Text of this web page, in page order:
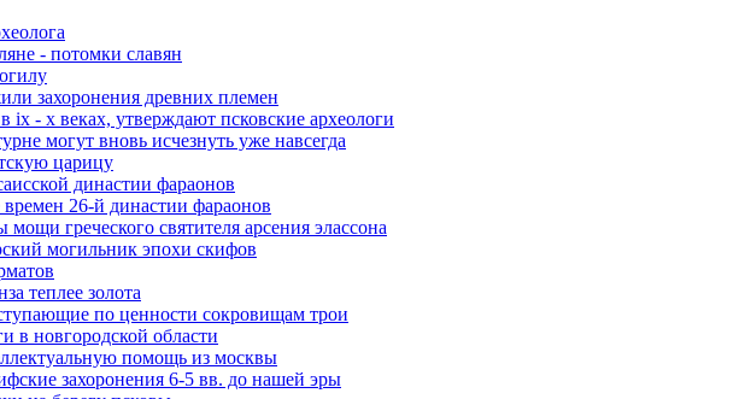
- потомки славян
захоронения древних племен
ix - x веках, утверждают псковские археологи
могут вновь исчезнуть уже навсегда
царицу
династии фараонов
26-й династии фараонов
греческого святителя арсения элассона
могильник эпохи скифов
теплее золота
по ценности сокровищам трои
в новгородской области
помощь из москвы
захоронения 6-5 вв. до нашей эры